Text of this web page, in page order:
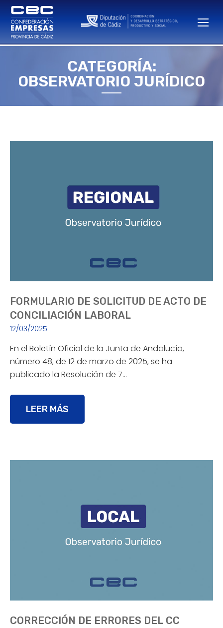
CATEGORÍA:
OBSERVATORIO JURÍDICO
Estás aquí:
FORMULARIO DE SOLICITUD DE ACTO DE
CONCILIACIÓN LABORAL
12/03/2025
En el Boletín Oficial de la Junta de Andalucía,
número 48, de 12 de marzo de 2025, se ha
publicado la Resolución de 7…
LEER MÁS
CORRECCIÓN DE ERRORES DEL CC